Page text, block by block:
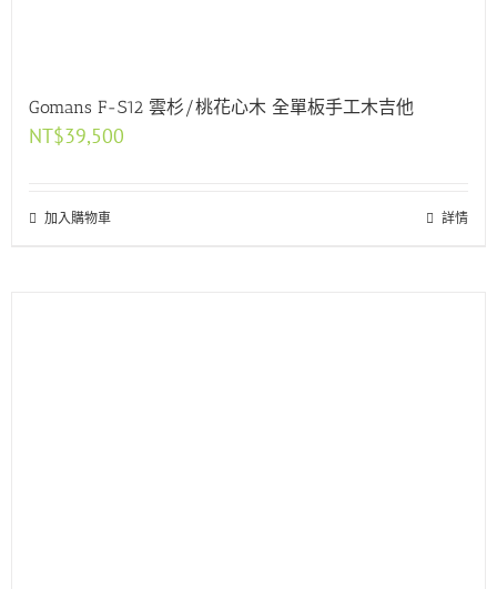
Gomans F-S12 雲杉/桃花心木 全單板手工木吉他
NT$39,500
加入購物車 詳情